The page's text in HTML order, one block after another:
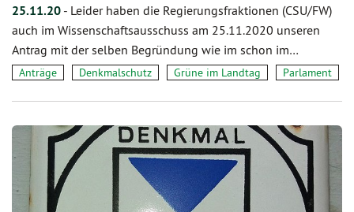
25.11.20 - Leider haben die Regierungsfraktionen (CSU/FW)
auch im Wissenschaftsausschuss am 25.11.2020 unseren
Antrag mit der selben Begründung wie im schon im…
Anträge Denkmalschutz Grüne im Landtag Parlament